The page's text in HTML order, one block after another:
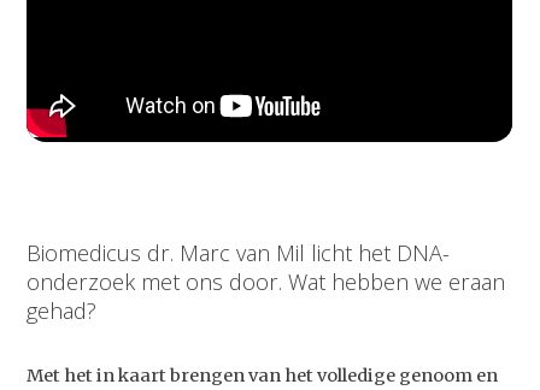
Biomedicus dr. Marc van Mil licht het DNA-
onderzoek met ons door. Wat hebben we eraan
gehad?
Met het in kaart brengen van het volledige genoom en